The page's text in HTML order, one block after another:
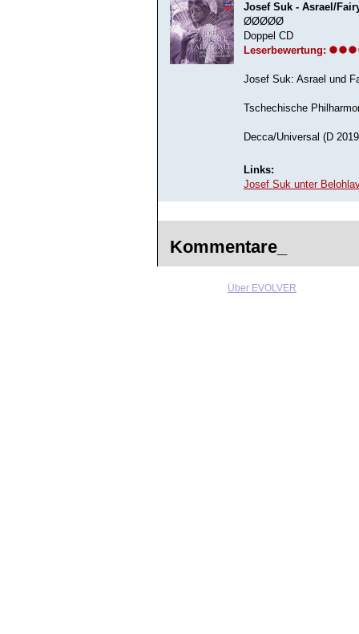
Josef Suk - Asrael/
ØØØØØ
Doppel CD
Leserbewertung:
Josef Suk: Asrael und
Tschechische
Decca/Universal (D
Links:
Josef Suk unter
Kommentare_
Über EVOLVER